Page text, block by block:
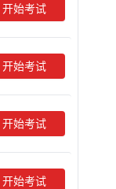
开始考试
开始考试
开始考试
开始考试